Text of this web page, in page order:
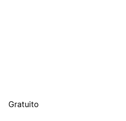
Gratuito